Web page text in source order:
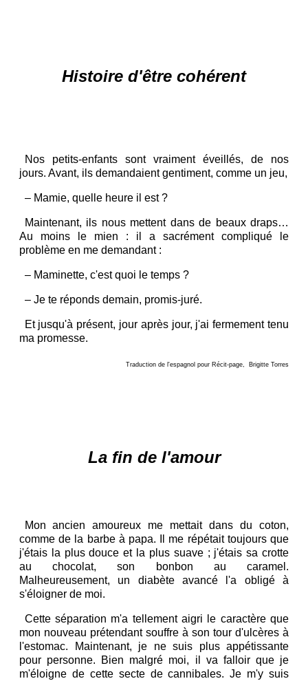
Histoire d'être cohérent
Nos petits-enfants sont vraiment éveillés, de nos
jours. Avant, ils demandaient gentiment, comme un jeu,
– Mamie, quelle heure il est ?
Maintenant, ils nous mettent dans de beaux draps…
Au moins le mien : il a sacrément compliqué le
problème en me demandant :
– Maminette, c'est quoi le temps ?
– Je te réponds demain, promis-juré.
Et jusqu'à présent, jour après jour, j'ai fermement tenu
ma promesse.
Traduction de l'espagnol pour Récit-page, Brigitte Torres
La fin de l'amour
Mon ancien amoureux me mettait dans du coton,
comme de la barbe à papa. Il me répétait toujours que
j'étais la plus douce et la plus suave ; j'étais sa crotte
au chocolat, son bonbon au caramel.
Malheureusement, un diabète avancé l'a obligé à
s'éloigner de moi.
Cette séparation m'a tellement aigri le caractère que
mon nouveau prétendant souffre à son tour d'ulcères à
l'estomac. Maintenant, je ne suis plus appétissante
pour personne. Bien malgré moi, il va falloir que je
m'éloigne de cette secte de cannibales. Je m'y suis